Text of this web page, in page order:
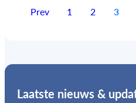
Prev 1 2 3
Laatste nieuws &